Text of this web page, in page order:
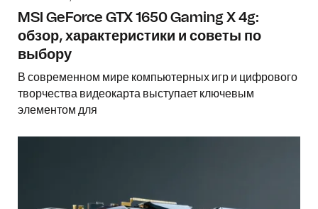
MSI GeForce GTX 1650 Gaming X 4g:
обзор, характеристики и советы по
выбору
В современном мире компьютерных игр и цифрового
творчества видеокарта выступает ключевым
элементом для